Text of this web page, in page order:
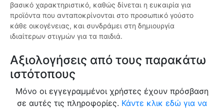
βασικό χαρακτηριστικό, καθώς δίνεται η ευκαιρία για
προϊόντα που ανταποκρίνονται στο προσωπικό γούστο
κάθε οικογένειας, και συνδράμει στη δημιουργία
ιδιαίτερων στιγμών για τα παιδιά.
Αξιολογήσεις από τους παρακάτω
ιστότοπους
Μόνο οι εγγεγραμμένοι χρήστες έχουν πρόσβαση
σε αυτές τις πληροφορίες. Κάντε κλικ εδώ για να